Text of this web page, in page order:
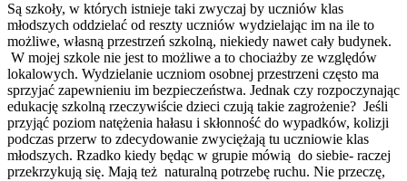
Są szkoły, w których istnieje taki zwyczaj by uczniów klas
młodszych oddzielać od reszty uczniów wydzielając im na ile to
możliwe, własną przestrzeń szkolną, niekiedy nawet cały budynek.
W mojej szkole nie jest to możliwe a to chociażby ze względów
lokalowych. Wydzielanie uczniom osobnej przestrzeni często ma
sprzyjać zapewnieniu im bezpieczeństwa. Jednak czy rozpoczynając
edukację szkolną rzeczywiście dzieci czują takie zagrożenie? Jeśli
przyjąć poziom natężenia hałasu i skłonność do wypadków, kolizji
podczas przerw to zdecydowanie zwyciężają tu uczniowie klas
młodszych. Rzadko kiedy będąc w grupie mówią do siebie- raczej
przekrzykują się. Mają też naturalną potrzebę ruchu. Nie przeczę,